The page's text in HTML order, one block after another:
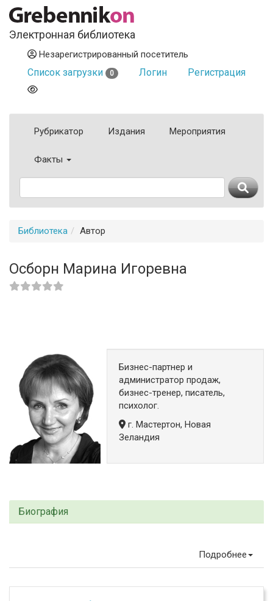
Электронная библиотека
Незарегистрированный посетитель
Список загрузки 0 Логин Регистрация
Рубрикатор Издания Мероприятия
Факты
Библиотека Автор
Осборн Марина Игоревна
Бизнес-партнер и
администратор продаж,
бизнес-тренер, писатель,
психолог.
г. Мастертон, Новая
Зеландия
Биография
Подробнее